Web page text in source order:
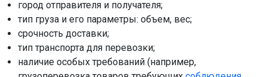
город отправителя и получателя;
тип груза и его параметры: объем, вес;
срочность доставки;
тип транспорта для перевозки;
наличие особых требований (например,